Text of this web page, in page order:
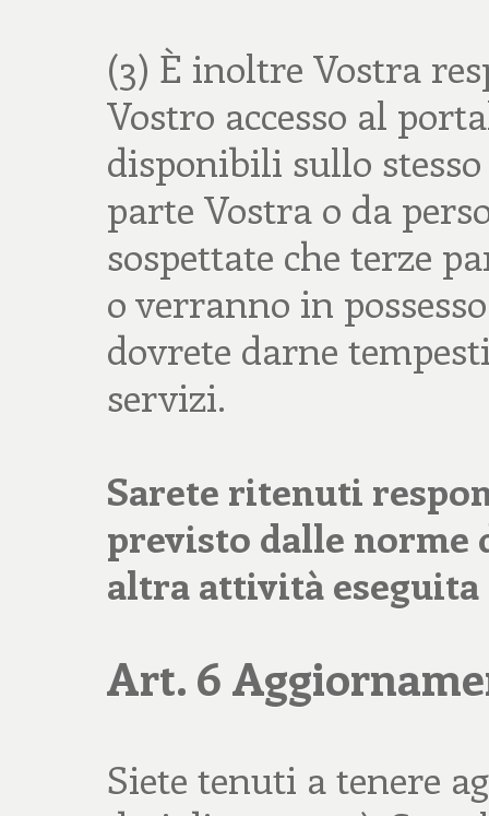
(3) È inoltre Vostra
Vostro accesso al
disponibili sullo
parte Vostra o da
sospettate che terze
o verranno in
dovrete darne
servizi.
Sarete ritenuti
previsto dalle norme
altra attività eseguita
Art. 6
Siete tenuti a tenere